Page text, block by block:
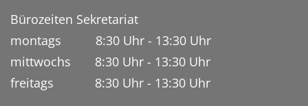
Bürozeiten Sekretariat
montags 8:30 Uhr - 13:30 Uhr
mittwochs 8:30 Uhr - 13:30 Uhr
freitags 8:30 Uhr - 13:30 Uhr